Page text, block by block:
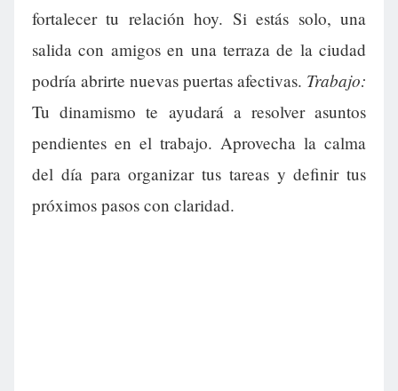
fortalecer tu relación hoy. Si estás solo, una
salida con amigos en una terraza de la ciudad
podría abrirte nuevas puertas afectivas. Trabajo:
Tu dinamismo te ayudará a resolver asuntos
pendientes en el trabajo. Aprovecha la calma
del día para organizar tus tareas y definir tus
próximos pasos con claridad.